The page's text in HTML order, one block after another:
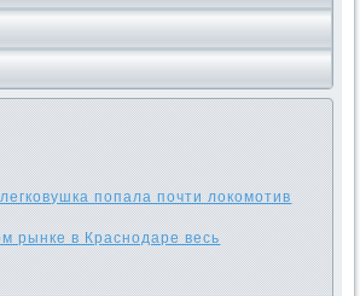
попала почти локомотив
рынке в Краснодаре весь